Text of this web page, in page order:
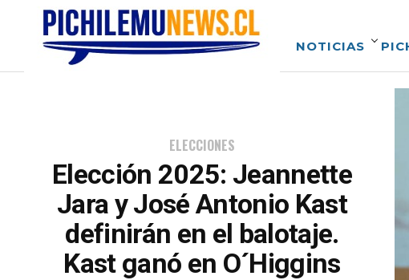
NOTICIAS
ELECCIONES
Elección 2025: Jeannette
Jara y José Antonio Kast
definirán en el balotaje.
Kast ganó en O´Higgins